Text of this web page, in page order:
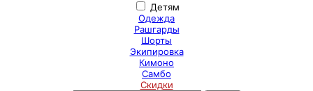
Детям
Одежда
Рашгарды
Шорты
Экипировка
Кимоно
Самбо
Скидки